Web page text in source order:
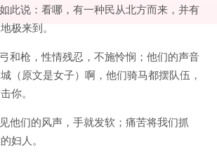
此说：看哪，有一种民从北方而来，并有
极来到。
和枪，性情残忍，不施怜悯；他们的声音
（原文是女子）啊，他们骑马都摆队伍，
你。
他们的风声，手就发软；痛苦将我们抓
妇人。